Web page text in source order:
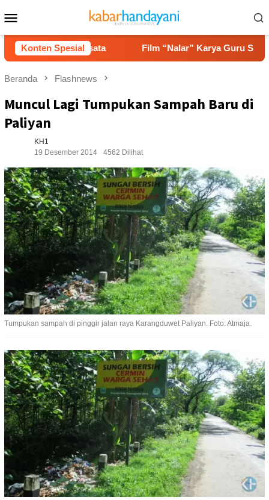
ke
kontenMobile
Konten Spesial
Pariwisata Film “Nalar” Karya Guru SD Raih
Beranda Flashnews
Muncul Lagi Tumpukan Sampah Baru di
Paliyan
KH1
19 Desember 2014
4562 Dilihat
Tumpukan sampah di pinggir jalan raya Karangduwet Paliyan. Foto: Atmaja.